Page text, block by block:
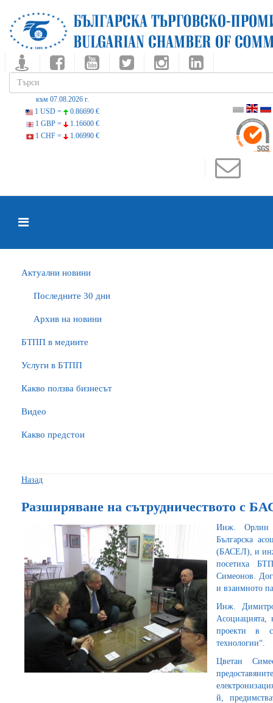
към 07.08.2026 г.
1 USD =
0.86690 €
1 GBP =
1.16600 €
1 CHF =
1.06990 €
Актуални новини
Последните 30 дни
Архив на новини
БTПП в медиите
Услуги в БТПП
Какво ползва бизнесът
Видео
Какво предстои
Назад
Разширяване на сътрудничеството с
Инж. Орлин
Българска
(БАСЕЛ), и
посетиха
Симеонов.
и взаимното
Инж.
Асоциацията,
проекти в
технологии“.
Цветан
й,